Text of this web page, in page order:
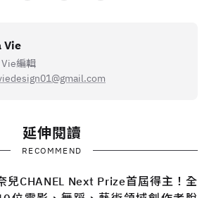
Vie
Vie編輯
延伸閱讀
RECOMMEND
兒CHANEL Next Prize首屆得主！全